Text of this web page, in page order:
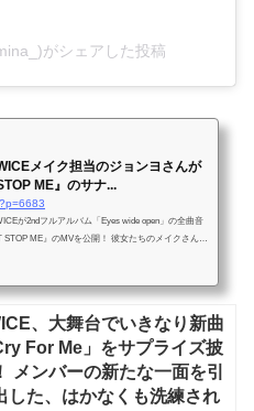
がシェアした投稿
メイク担当のジョンヨさんが
ME』のサナ...
が2ndフルアルバム「Eyes wide open」の全曲音
STOP ME』のMVを公開！ 彼女たちのメイクさんと
、大舞台でいきなり新曲
For Me」をサプライズ披
メンバーの新たな一面を引
した、はかなくも洗練され